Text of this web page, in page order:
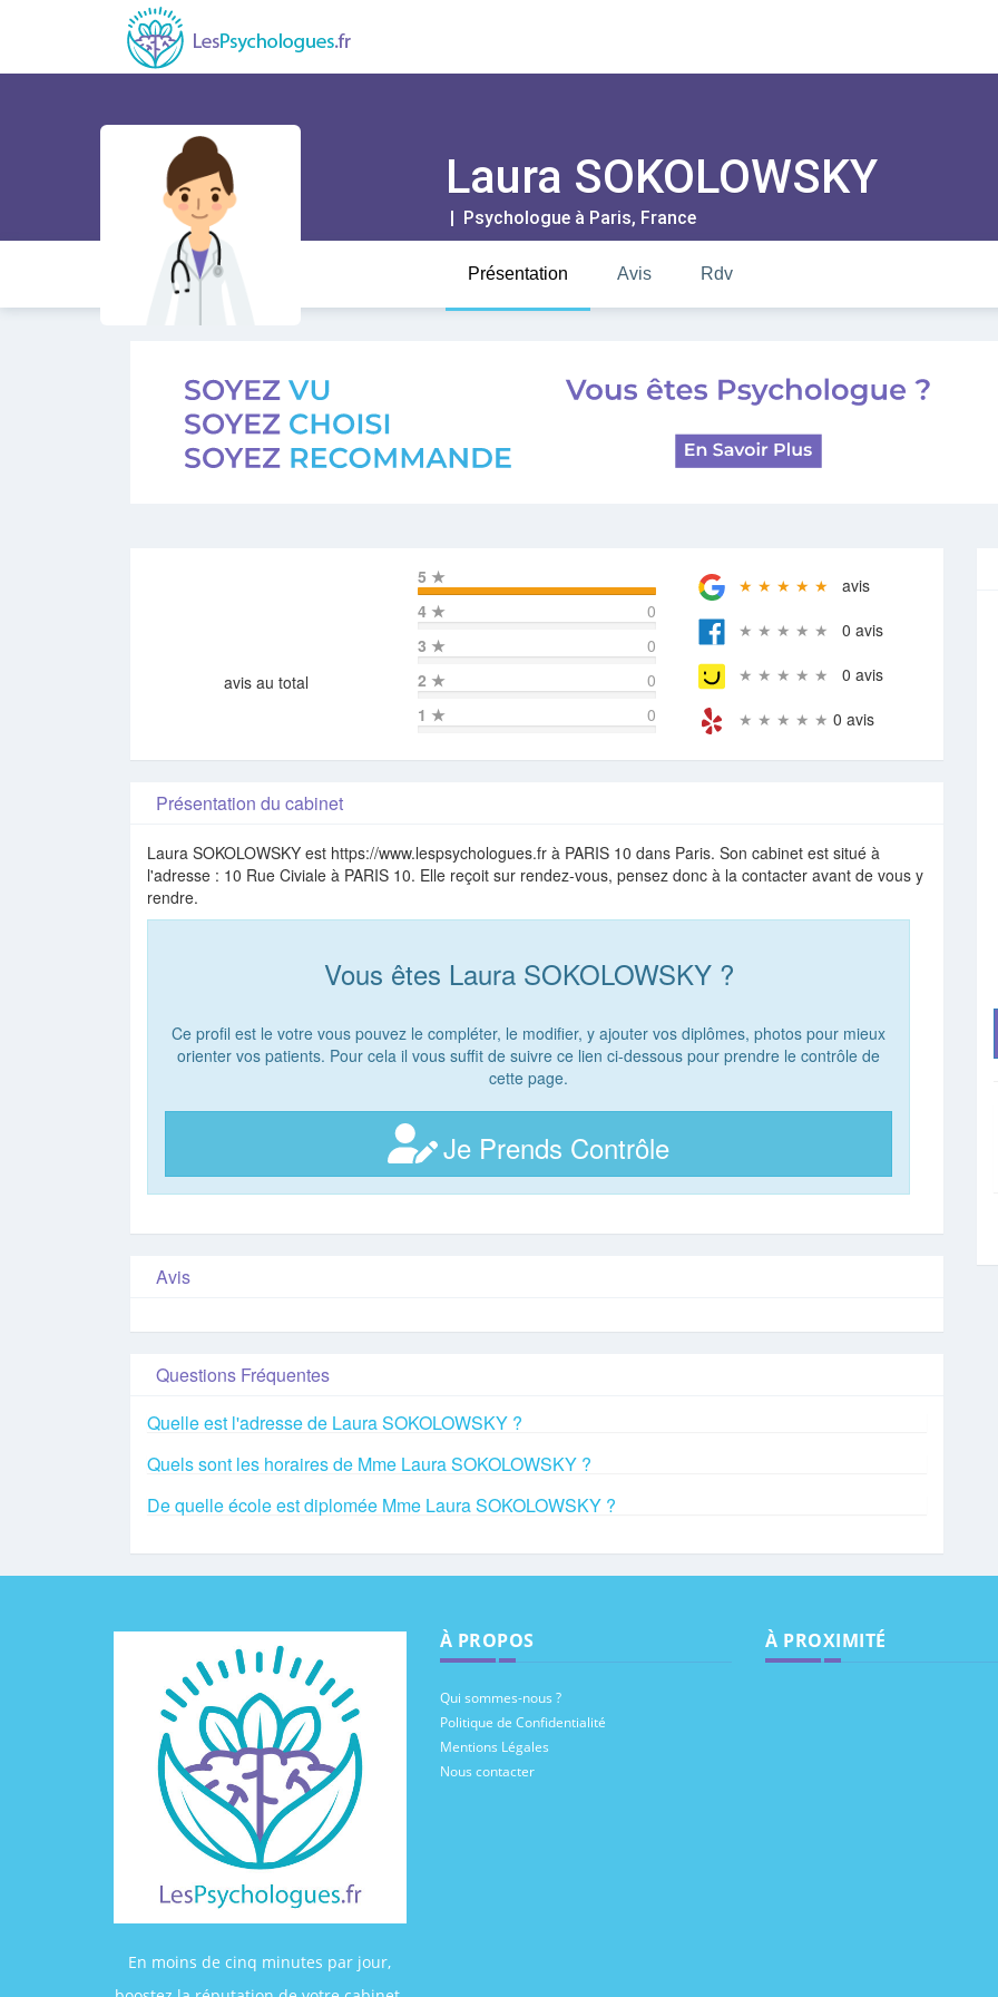
Laura SOKOLOWSKY
| Psychologue à Paris, France
Présentation Avis Rdv
avis au total
5 ★
4 ★
0
3 ★
0
2 ★
0
1 ★ 0
★ ★ ★ ★ ★ avis
★ ★ ★ ★ ★ 0 avis
★ ★ ★ ★ ★ 0 avis
★ ★ ★ ★ ★ 0 avis
Présentation du cabinet
Laura SOKOLOWSKY est https://www.lespsychologues.fr à PARIS 10 dans Paris. Son cabinet est situé à
l'adresse : 10 Rue Civiale à PARIS 10. Elle reçoit sur rendez-vous, pensez donc à la contacter avant de vous y
rendre.
Vous êtes Laura SOKOLOWSKY ?
Ce profil est le votre vous pouvez le compléter, le modifier, y ajouter vos diplômes, photos pour mieux
orienter vos patients. Pour cela il vous suffit de suivre ce lien ci-dessous pour prendre le contrôle de
cette page.
Je Prends Contrôle
Avis
Questions Fréquentes
Quelle est l'adresse de Laura SOKOLOWSKY ?
Quels sont les horaires de Mme Laura SOKOLOWSKY ?
De quelle école est diplomée Mme Laura SOKOLOWSKY ?
En moins de cinq minutes par jour,
À PROPOS
Qui sommes-nous ?
Politique de Confidentialité
Mentions Légales
Nous contacter
À PROXIMITÉ